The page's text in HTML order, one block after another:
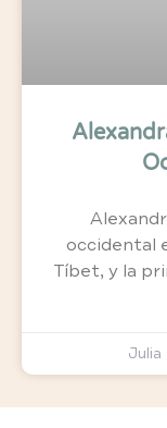
occidental
Tíbet, y la
Julia